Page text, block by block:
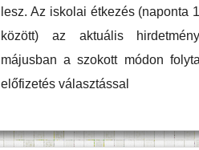
lesz. Az iskolai étkezés (naponta
között) az aktuális
májusban a szokott módon
előfizetés választással